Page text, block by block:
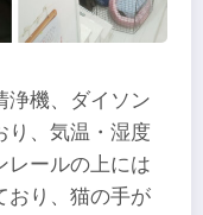
浄機、ダイソン
り、気温・湿度
レールの上には
おり、猫の手が